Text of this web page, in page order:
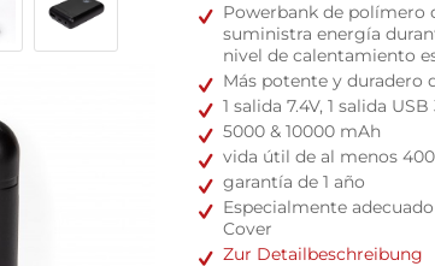
Powerbank de polímero
suministra energía
nivel de calentamiento
Más potente y duradero
1 salida 7.4V, 1 salida
5000 & 10000 mAh
vida útil de al menos
garantía de 1 año
Especialmente
Cover
Zur Detailbeschreibung